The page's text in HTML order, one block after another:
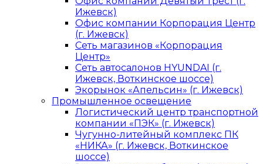
Ижевск)
Офис компании Корпорация Центр
(г. Ижевск)
Сеть магазинов «Корпорация
Центр»
Сеть автосалонов HYUNDAI (г.
Ижевск, Воткинское шоссе)
Экорынок «Апельсин» (г. Ижевск)
Промышленное освещение
Логистический центр транспортной
компании «ПЭК» (г. Ижевск)
Чугунно-литейный комплекс ПК
«НИКА» (г. Ижевск, Воткинское
шоссе)